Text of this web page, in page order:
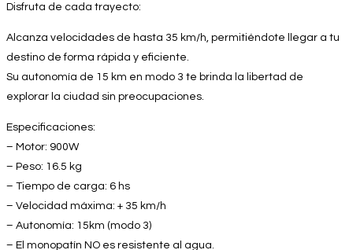
Disfruta de cada trayecto:
Alcanza velocidades de hasta 35 km/h, permitiéndote llegar a tu
destino de forma rápida y eficiente.
Su autonomía de 15 km en modo 3 te brinda la libertad de
explorar la ciudad sin preocupaciones.
Especificaciones:
– Motor: 900W
– Peso: 16.5 kg
– Tiempo de carga: 6 hs
– Velocidad máxima: + 35 km/h
– Autonomía: 15km (modo 3)
– El monopatín NO es resistente al agua.